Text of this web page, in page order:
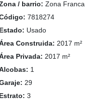
/ barrio: Zona Franca
7818274
Usado
Construida: 2017 m²
Privada: 2017 m²
1
29
3